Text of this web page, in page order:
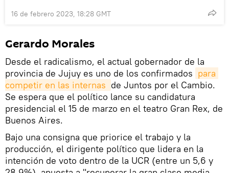
16 de febrero 2023, 18:28 GMT
Gerardo Morales
Desde el radicalismo, el actual gobernador de la
provincia de Jujuy es uno de los confirmados para
competir en las internas de Juntos por el Cambio.
Se espera que el político lance su candidatura
presidencial el 15 de marzo en el teatro Gran Rex, de
Buenos Aires.
Bajo una consigna que priorice el trabajo y la
producción, el dirigente político que lidera en la
intención de voto dentro de la UCR (entre un 5,6 y